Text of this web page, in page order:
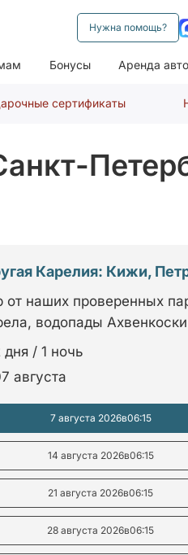
Нужна помощь?
Бонусы Аренда
сертификаты
Карелия: Кижи,
от наших проверенных
водопады
дня / 1 ночь
августа
7 августа 2026в06:15
14 августа 2026в06:15
21 августа 2026в06:15
28 августа 2026в06:15